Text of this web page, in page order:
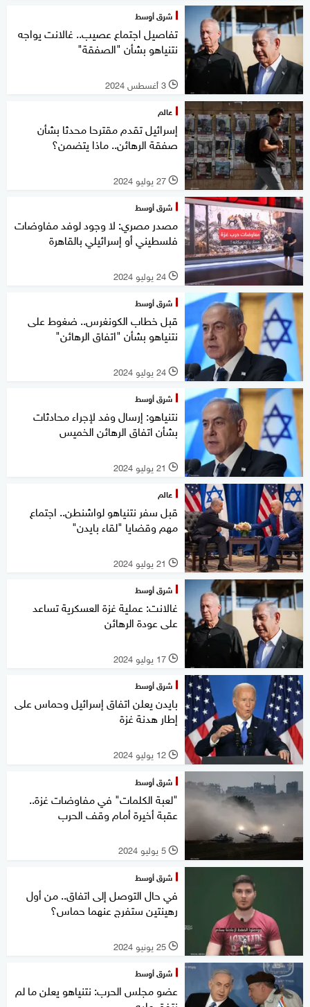
شرق أوسط
تفاصيل اجتماع عصيب.. غالانت يواجه
نتنياهو بشأن "الصفقة"
l 3 أغسطس 2024
عالم
إسرائيل تقدم مقترحا محدثا بشأن
صفقة الرهائن.. ماذا يتضمن؟
l 27 يوليو 2024
شرق أوسط
مصدر مصري: لا وجود لوفد مفاوضات
فلسطيني أو إسرائيلي بالقاهرة
l 24 يوليو 2024
شرق أوسط
قبل خطاب الكونغرس.. ضغوط على
نتنياهو بشأن "اتفاق الرهائن"
l 24 يوليو 2024
شرق أوسط
نتنياهو: إرسال وفد لإجراء محادثات
بشأن اتفاق الرهائن الخميس
l 21 يوليو 2024
عالم
قبل سفر نتنياهو لواشنطن.. اجتماع
مهم وقضايا "لقاء بايدن"
l 21 يوليو 2024
شرق أوسط
غالانت: عملية غزة العسكرية تساعد
على عودة الرهائن
l 17 يوليو 2024
شرق أوسط
بايدن يعلن اتفاق إسرائيل وحماس على
إطار هدنة غزة
l 12 يوليو 2024
شرق أوسط
"لعبة الكلمات" في مفاوضات غزة..
عقبة أخيرة أمام وقف الحرب
l 5 يوليو 2024
شرق أوسط
في حال التوصل إلى اتفاق.. من أول
رهينتين ستفرج عنهما حماس؟
l 25 يونيو 2024
شرق أوسط
عضو مجلس الحرب: نتنياهو يعلن ما لم